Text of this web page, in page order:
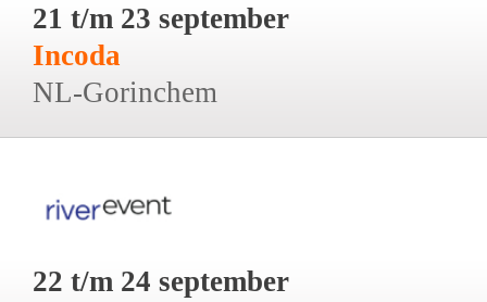
21 t/m 23 september
Incoda
NL-Gorinchem
22 t/m 24 september